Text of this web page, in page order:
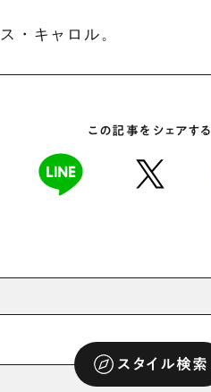
・キャロル。
この記事をシェアする
スタイル検索